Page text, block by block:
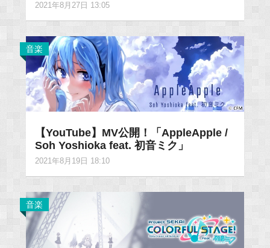
2021年8月27日 13:05
音楽
【YouTube】MV公開！「AppleApple /
Soh Yoshioka feat. 初音ミク」
2021年8月19日 18:10
音楽